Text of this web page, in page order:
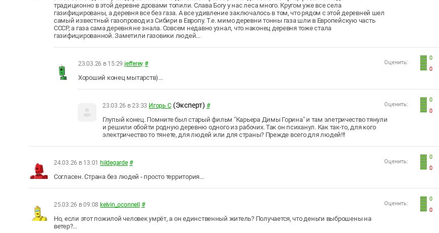
традиционно в этой деревне дровами топили. Слава Богу у нас леса много. Кругом уже все села
газифицированы, а деревня все без газа. А все удивление заключалось в том, что рядом с этой деревней шел
самый известный газопровод из Сибири в Европу. Т.е. мимо деревни тонны газа шли в Европейскую часть
СССР, а газа сама деревня не знала. Совсем недавно узнал, что наконец деревня тоже стала
газифицированной. Заметили газовики людей...
0
0
Оценить:
23.03.26 в 15:29 jefferey #
Хороший конец мытарств)...
0
0
Оценить:
23.03.26 в 23:33 Игорь С (Эксперт) #
Глупый конец. Помните был старый фильм "Карьера Димы Горина" и там элетричество тянули
и решили обойти родную деревню одного из рабочих. Так он психанул. Как так-то, для кого
электричество то тянете, для людей или для страны? Прежде всего для людей!!!
0
0
Оценить:
24.03.26 в 13:01 hildegarde #
Согласен. Страна без людей - просто территория...
0
0
Оценить:
25.03.26 в 09:08 kelvin_oconnell #
Но, если этот пожилой человек умрёт, а он единственный житель? Получается, что деньги выброшены на
ветер?...